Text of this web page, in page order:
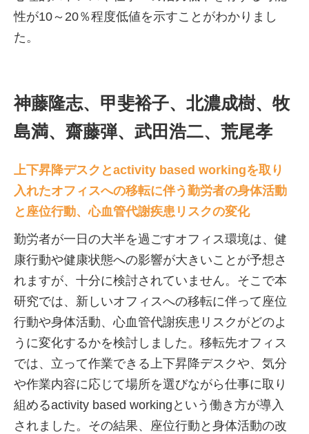
性が10～20％程度低値を示すことがわかりまし
た。
神藤隆志、甲斐裕子、北濃成樹、牧
島満、齋藤弾、武田浩二、荒尾孝
上下昇降デスクとactivity based workingを取り
入れたオフィスへの移転に伴う勤労者の身体活動
と座位行動、心血管代謝疾患リスクの変化
勤労者が一日の大半を過ごすオフィス環境は、健
康行動や健康状態への影響が大きいことが予想さ
れますが、十分に検討されていません。そこで本
研究では、新しいオフィスへの移転に伴って座位
行動や身体活動、心血管代謝疾患リスクがどのよ
うに変化するかを検討しました。移転先オフィス
では、立って作業できる上下昇降デスクや、気分
や作業内容に応じて場所を選びながら仕事に取り
組めるactivity based workingという働き方が導入
されました。その結果、座位行動と身体活動の改